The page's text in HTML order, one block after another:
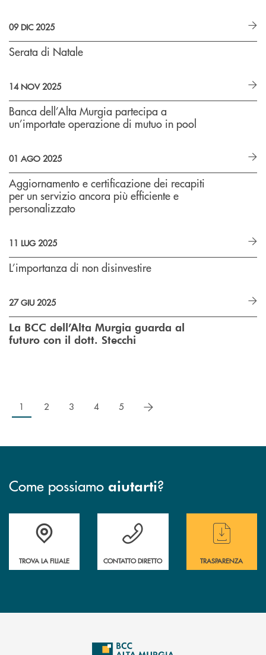
09 DIC 2025
Serata di Natale
14 NOV 2025
Banca dell’Alta Murgia partecipa a
un’importate operazione di mutuo in pool
01 AGO 2025
Aggiornamento e certificazione dei recapiti
per un servizio ancora più efficiente e
personalizzato
11 LUG 2025
L’importanza di non disinvestire
27 GIU 2025
La BCC dell’Alta Murgia guarda al
futuro con il dott. Stecchi
1 2 3 4 5 successivo
Come possiamo aiutarti?
Accedi all' elenco completo delle filiali
TROVA LA FILIALE
Hai bisogno di assistenza immediata ?
CONTATTO DIRETTO
Hai bisogno di
TRASPARENZA